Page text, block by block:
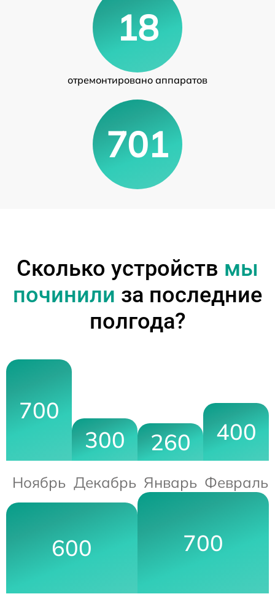
18
отремонтировано аппаратов
701
Сколько устройств мы
починили за последние
полгода?
700
Ноябрь
300
Декабрь
260
Январь
400
Февраль
600 700